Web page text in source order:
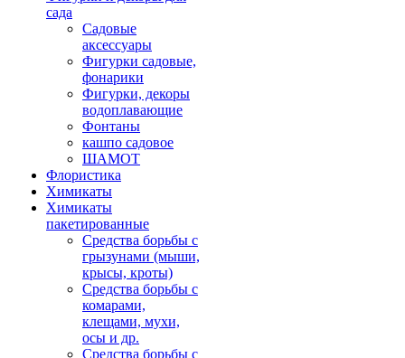
сада
Садовые
аксессуары
Фигурки садовые,
фонарики
Фигурки, декоры
водоплавающие
Фонтаны
кашпо садовое
ШАМОТ
Флористика
Химикаты
Химикаты
пакетированные
Средства борьбы с
грызунами (мыши,
крысы, кроты)
Средства борьбы с
комарами,
клещами, мухи,
осы и др.
Средства борьбы с